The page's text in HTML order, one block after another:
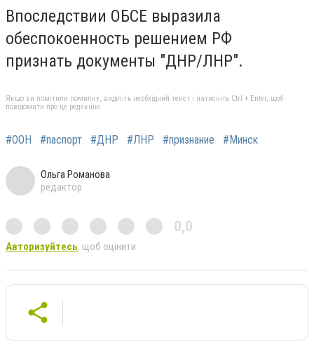
Впоследствии ОБСЕ выразила
обеспокоенность решением РФ
признать документы "ДНР/ЛНР".
Якщо ви помітили помилку, виділіть необхідний текст і натисніть Ctrl + Enter, щоб
повідомити про це редакцію
#ООН #паспорт #ДНР #ЛНР #признание #Минск
Ольга Романова
редактор
0,0
Авторизуйтесь, щоб оцінити